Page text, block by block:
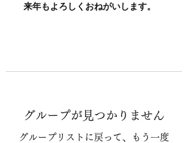
​来年もよろしくおねがいします。
グループが見つかりません
グループリストに戻って、もう一度